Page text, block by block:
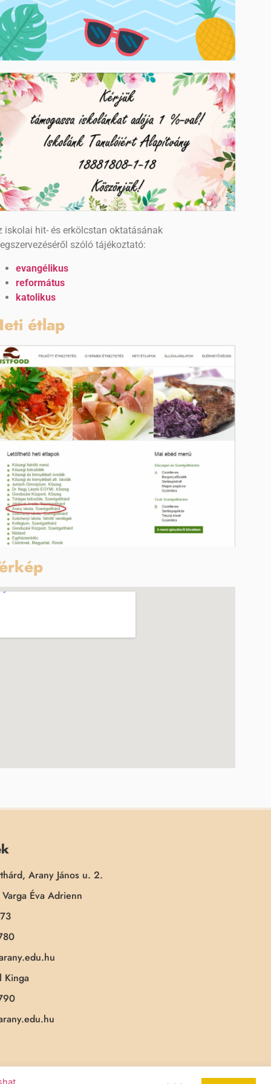
iskolai hit- és erkölcstan oktatásának
szóló tájékoztató:
evangélikus
református
katolikus
étlap
Arany János u. 2.
Varga Éva Adrienn
Kinga